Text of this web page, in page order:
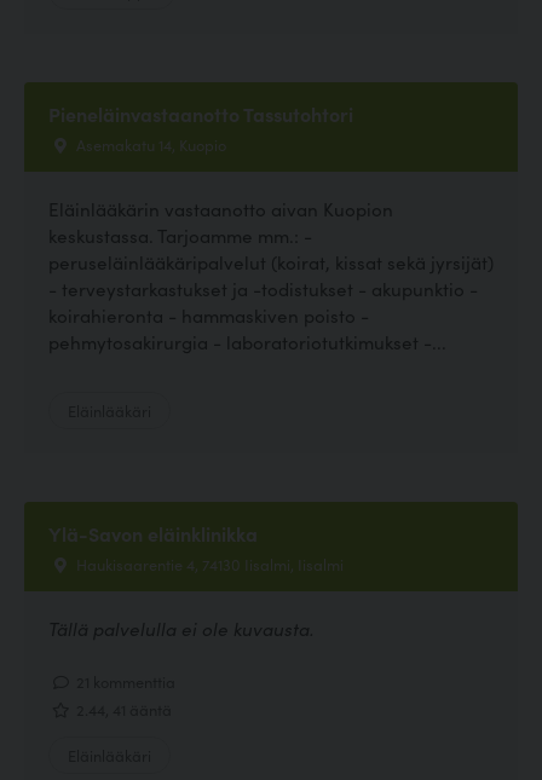
Pieneläinvastaanotto Tassutohtori
Asemakatu 14, Kuopio
Eläinlääkärin vastaanotto aivan Kuopion
keskustassa. Tarjoamme mm.: -
peruseläinlääkäripalvelut (koirat, kissat sekä jyrsijät)
- terveystarkastukset ja -todistukset - akupunktio -
koirahieronta - hammaskiven poisto -
pehmytosakirurgia - laboratoriotutkimukset -...
Ylä-Savon eläinklinikka
Haukisaarentie 4, 74130 Iisalmi, Iisalmi
Tällä palvelulla ei ole kuvausta.